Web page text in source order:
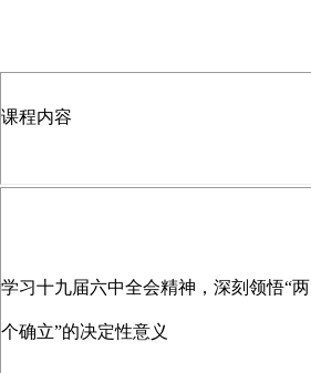
课程内容
学习十九届六中全会精神，深刻领悟“两
个确立”的决定性意义